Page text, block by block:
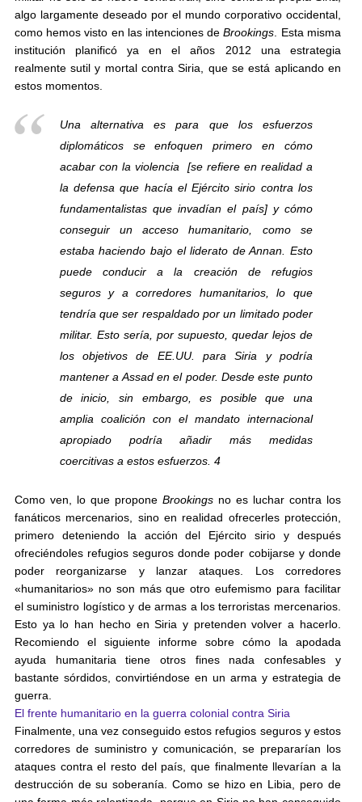
algo largamente deseado por el mundo corporativo occidental,
como hemos visto en las intenciones deBrookings . Esta misma
institución planificó ya en el años 2012 una estrategia
realmente sutil y mortal contra Siria, que se está aplicando en
estos momentos.
Una alternativa es para que los esfuerzos
diplomáticos se enfoquen primero en cómo
acabar con la violencia
[se refiere en realidad a
la defensa que hacía el Ejército sirio contra los
fundamentalistas que invadían el país] y cómo
conseguir un acceso humanitario, como se
estaba haciendo bajo el liderato de Annan. Esto
puede conducir a la creación de refugios
seguros y a corredores humanitarios, lo que
tendría que ser respaldado por un limitado poder
militar. Esto sería, por supuesto, quedar lejos de
los objetivos de EE.UU. para Siria y podría
mantener a Assad en el poder. Desde este punto
de inicio, sin embargo, es posible que una
amplia coalición con el mandato internacional
apropiado podría añadir más medidas
coercitivas a estos esfuerzos. 4
Como ven, lo que propone Brookingsno es luchar contra los
fanáticos mercenarios, sino en realidad ofrecerles protección,
primero deteniendo la acción del Ejército sirio y después
ofreciéndoles refugios seguros donde poder cobijarse y donde
poder reorganizarse y lanzar ataques. Los corredores
«humanitarios» no son más que otro eufemismo para facilitar
el suministro logístico y de armas a los terroristas mercenarios.
Esto ya lo han hecho en Siria y pretenden volver a hacerlo.
Recomiendo el siguiente informe sobre cómo la apodada
ayuda humanitaria tiene otros fines nada confesables y
bastante sórdidos, convirtiéndose en un arma y estrategia de
guerra.
El frente humanitario en la guerra colonial contra Siria
Finalmente, una vez conseguido estos refugios seguros y estos
corredores de suministro y comunicación, se prepararían los
ataques contra el resto del país, que finalmente llevarían a la
destrucción de su soberanía. Como se hizo en Libia, pero de